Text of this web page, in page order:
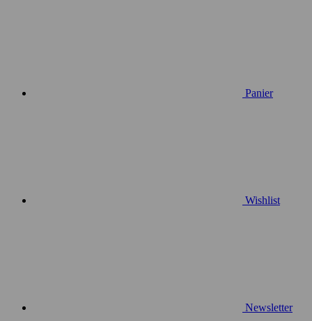
Panier
Wishlist
Newsletter